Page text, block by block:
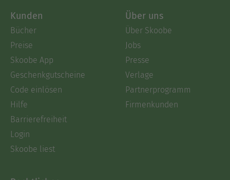
Kunden
Bücher
Preise
Skoobe App
Geschenkgutscheine
Code einlösen
Hilfe
Barrierefreiheit
Login
Skoobe liest
Über uns
Über Skoobe
Jobs
Presse
Verlage
Partnerprogramm
Firmenkunden